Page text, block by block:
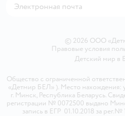
© 2026 ООО
Правовые условия
Детский мир в
Общество с ограниченной
«Детмир БЕЛ» ). Место нахождения:
г. Минск, Республика Беларусь.
регистрации № 0072500 выдано
запись в ЕГР 01.10.2018 за рег.№